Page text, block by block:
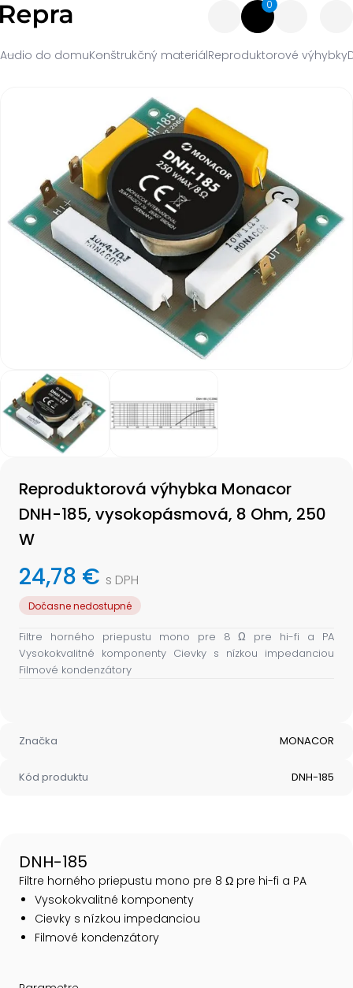
0
Audio do domuKonštrukčný materiálReproduktorové výhybky
of
2
Reproduktorová výhybka Monacor
DNH-185, vysokopásmová, 8 Ohm, 250
W
24,78 € s DPH
Dočasne nedostupné
Filtre horného priepustu mono pre 8 Ω pre hi-fi a PA
Vysokokvalitné komponenty Cievky s nízkou impedanciou
Filmové kondenzátory
Značka MONACOR
Kód produktu DNH-185
DNH-185
Filtre horného priepustu mono pre 8 Ω pre hi-fi a PA
Vysokokvalitné komponenty
Cievky s nízkou impedanciou
Filmové kondenzátory